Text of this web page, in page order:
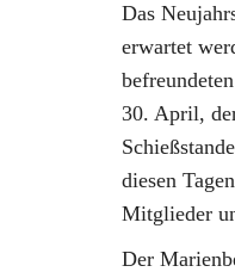
Das
erwartet
30. April,
diesen
Mitglieder
Der